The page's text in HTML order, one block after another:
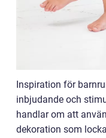
Inspiration för
inbjudande och
handlar om att
dekoration som